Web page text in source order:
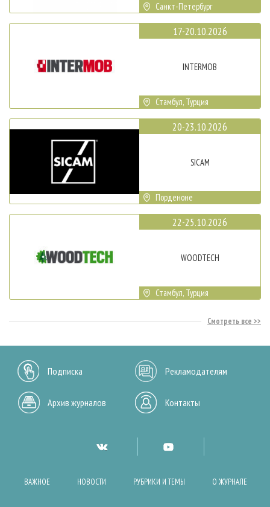
Санкт-Петербург
17-20.10.2026
INTERMOB
Стамбул, Турция
20-23.10.2026
SICAM
Порденоне
22-25.10.2026
WOODTECH
Стамбул, Турция
Смотреть все
Подписка Рекламодателям
Архив журналов Контакты
ВАЖНОЕ НОВОСТИ РУБРИКИ И ТЕМЫ О ЖУРНАЛЕ